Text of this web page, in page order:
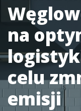
na
celu
emisji